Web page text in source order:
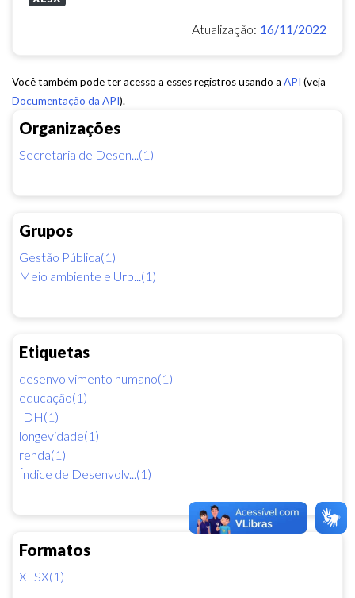
Organizações
Secretaria de Desen...(1)
Grupos
Gestão Pública(1)
Meio ambiente e Urb...(1)
Etiquetas
desenvolvimento humano(1)
educação(1)
IDH(1)
longevidade(1)
renda(1)
Índice de Desenvolv...(1)
Formatos
XLSX(1)
Atualização: 16/11/2022
Você também pode ter acesso a esses registros usando a API (veja
Documentação da API).